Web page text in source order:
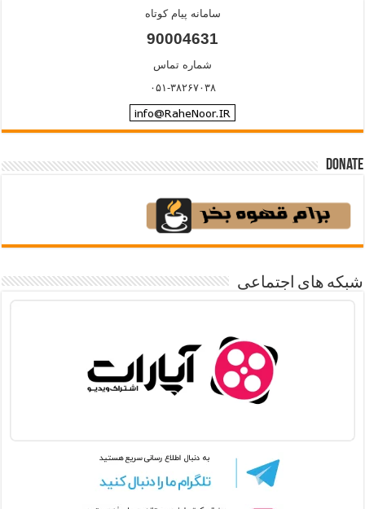
سامانه پیام کوتاه
90004631
شماره تماس
۰۵۱-۳۸۲۶۷۰۳۸
Donate
شبکه های اجتماعی